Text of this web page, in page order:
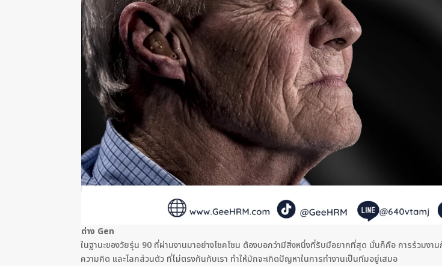
ต่าง Gen
ในฐานะของวัยรุ่น 90 ที่ผ่านงานมาอย่างโชคโชน ต้องบอกว่ามีสิ่งหนึ่งที่รับมือยากที่สุด นั่นก็คือ การร่วมง
ความคิด และโลกส่วนตัว ที่ไม่ตรงกันกับเรา ทำให้มักจะเกิดปัญหาในการทำงานเป็นทีมอยู่เสมอ